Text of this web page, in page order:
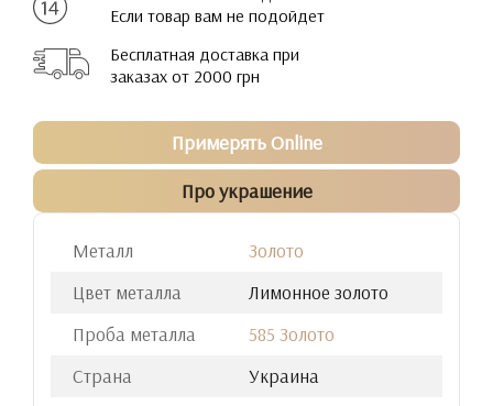
Если товар вам не подойдет
Бесплатная доставка при
заказах от 2000 грн
Примерять Online
Про украшение
Металл
Золото
Цвет металла
Лимонное золото
Проба металла
585 Золото
Страна
Украина